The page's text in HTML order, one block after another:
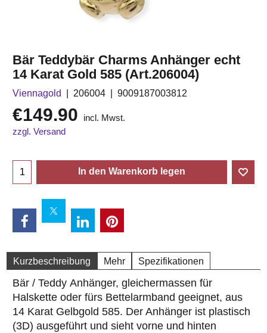
Bär Teddybär Charms Anhänger echt
14 Karat Gold 585 (Art.206004)
Viennagold 206004 9009187003812
€149.90
incl. Mwst.
zzgl. Versand
In den Warenkorb legen
Kurzbeschreibung Mehr Spezifikationen
Bär / Teddy Anhänger, gleichermassen für
Halskette oder fürs Bettelarmband geeignet, aus
14 Karat Gelbgold 585. Der Anhänger ist plastisch
(3D) ausgeführt und sieht vorne und hinten